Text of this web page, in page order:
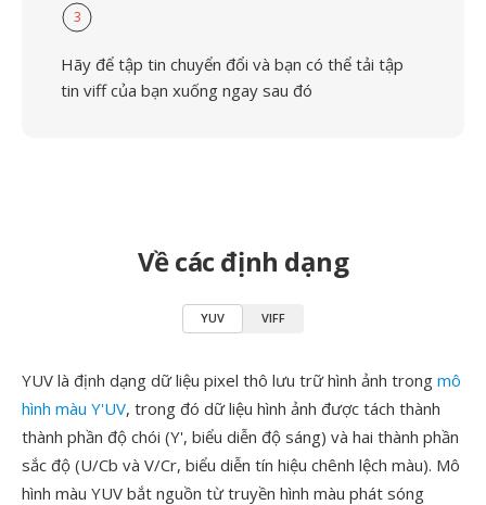
3
Hãy để tập tin chuyển đổi và bạn có thể tải tập
tin viff của bạn xuống ngay sau đó
Về các định dạng
YUV VIFF
YUV là định dạng dữ liệu pixel thô lưu trữ hình ảnh trong mô
hình màu Y'UV, trong đó dữ liệu hình ảnh được tách thành
thành phần độ chói (Y', biểu diễn độ sáng) và hai thành phần
sắc độ (U/Cb và V/Cr, biểu diễn tín hiệu chênh lệch màu). Mô
hình màu YUV bắt nguồn từ truyền hình màu phát sóng